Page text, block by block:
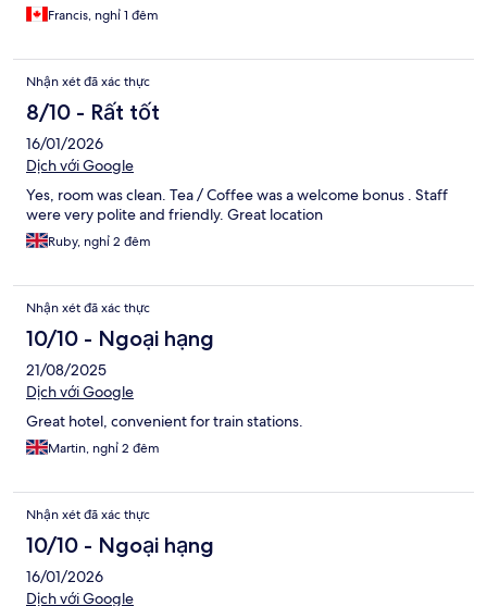
Francis, nghỉ 1 đêm
Nhận xét đã xác thực
8/10 - Rất tốt
16/01/2026
Dịch với Google
Yes, room was clean. Tea / Coffee was a welcome bonus . Staff
were very polite and friendly. Great location
Ruby, nghỉ 2 đêm
Nhận xét đã xác thực
10/10 - Ngoại hạng
21/08/2025
Dịch với Google
Great hotel, convenient for train stations.
Martin, nghỉ 2 đêm
Nhận xét đã xác thực
10/10 - Ngoại hạng
16/01/2026
Dịch với Google